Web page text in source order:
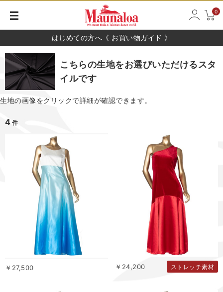
0
はじめての方へ《 お買い物ガイド 》
こちらの生地をお選びいただけるスタ
イルです
生地の画像をクリックで詳細が確認できます。
4 件
￥27,500 ￥24,200 ストレッチ素材